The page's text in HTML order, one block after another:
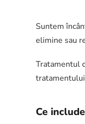
Suntem
elimine sau
Tratamentul
Ce